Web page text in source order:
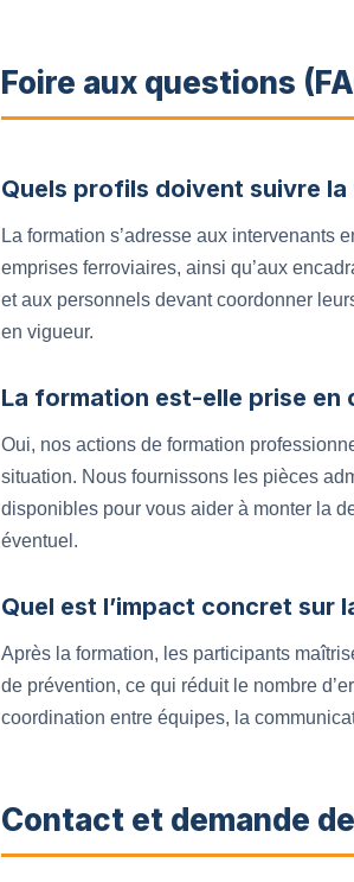
Foire aux questions
Quels profils doivent suivre la
La formation s’adresse aux intervenants
emprises ferroviaires, ainsi qu’aux
et aux personnels devant coordonner
en vigueur.
La formation est-elle prise en
Oui, nos actions de formation
situation. Nous fournissons les pièces
disponibles pour vous aider à monter la
éventuel.
Quel est l’impact concret sur
Après la formation, les participants
de prévention, ce qui réduit le nombre
coordination entre équipes, la
Contact et demande